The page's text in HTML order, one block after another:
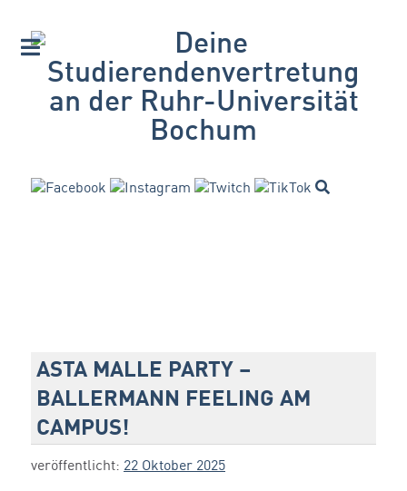
ASTA MALLE PARTY –
BALLERMANN FEELING AM
CAMPUS!
veröffentlicht: 22 Oktober 2025